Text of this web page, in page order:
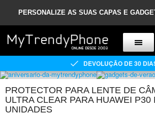
PERSONALIZE AS SUAS CAPAS E
DEVOLUÇÃO DE 30
PROTECTOR PARA LENTE DE
ULTRA CLEAR PARA HUAWEI P30
UNIDADES